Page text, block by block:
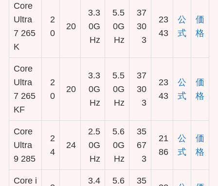
Core
Ultra
7 265
K
2
0
20
3.3
0G
Hz
5.5
0G
Hz
37
30
3
23
43
公
式
価
格
Core
Ultra
7 265
KF
2
0
20
3.3
0G
Hz
5.5
0G
Hz
37
30
3
23
43
公
式
価
格
Core
Ultra
9 285
2
4
24
2.5
0G
Hz
5.6
0G
Hz
35
67
3
21
86
公
式
価
格
Core i
3.4
5.6
35